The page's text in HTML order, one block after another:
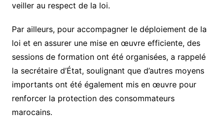
veiller au respect de la loi.
Par ailleurs, pour accompagner le déploiement de la
loi et en assurer une mise en œuvre efficiente, des
sessions de formation ont été organisées, a rappelé
la secrétaire d’État, soulignant que d’autres moyens
importants ont été également mis en œuvre pour
renforcer la protection des consommateurs
marocains.